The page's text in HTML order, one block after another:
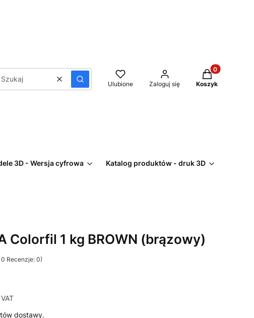
WyczyśćSzukaj Ulubione Zaloguj się
Produkty w
Koszyk
3D - Wersja cyfrowa Katalog produktów - druk 3D
Colorfil 1 kg BROWN (brązowy)
Recenzje: 0)
VAT
dostawy.